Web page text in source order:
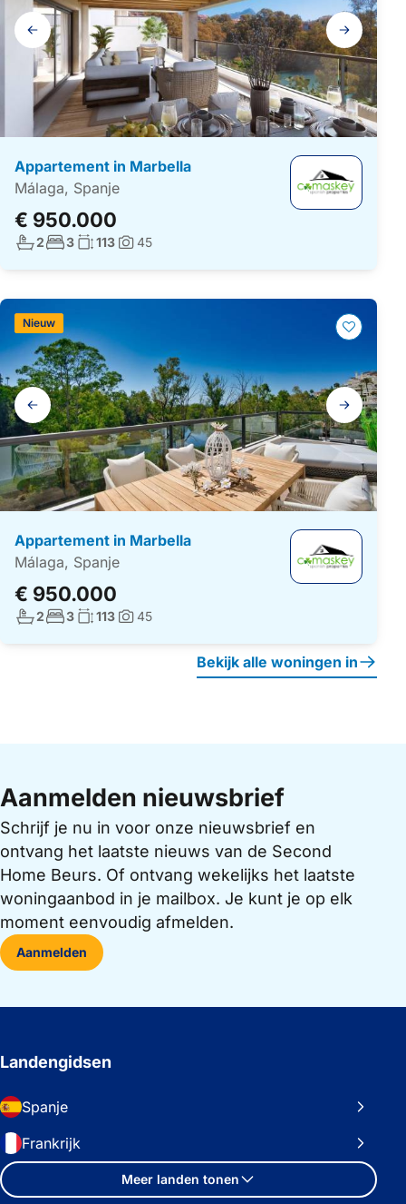
Galerij
navigatie
Appartement in Marbella
Málaga, Spanje
€ 950.000
Aantal badkamers:
2Aantal slaapkamers:
3Woonoppervlakte:
113Foto's:
45
Galerij
navigatie
Appartement in Marbella
Málaga, Spanje
€ 950.000
Nieuw
Aantal badkamers:
2Aantal slaapkamers:
3Woonoppervlakte:
113Foto's:
45
Bekijk alle woningen in
Aanmelden nieuwsbrief
Schrijf je nu in voor onze nieuwsbrief en
ontvang het laatste nieuws van de Second
Home Beurs. Of ontvang wekelijks het laatste
woningaanbod in je mailbox. Je kunt je op elk
moment eenvoudig afmelden.
Aanmelden
Landengidsen
Spanje
Frankrijk
Meer landen tonen